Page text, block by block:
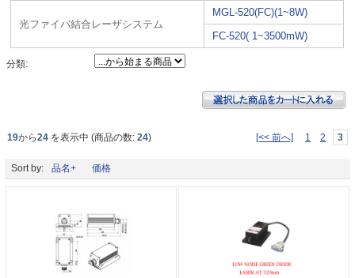
光ファイバ結合レーザシステム
MGL-520(FC)(1~8W)
FC-520( 1~3500mW)
分類:
19から24 を表示中 (商品の数: 24) [<< 前へ] 1 2 3
Sort by: 品名+ 価格